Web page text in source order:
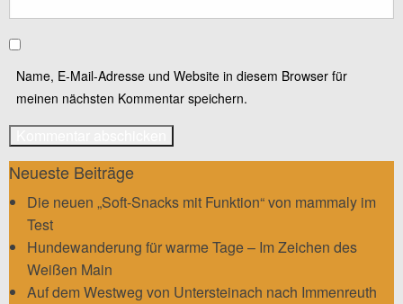
Name, E-Mail-Adresse und Website in diesem Browser für
meinen nächsten Kommentar speichern.
Neueste Beiträge
Die neuen „Soft-Snacks mit Funktion“ von mammaly im
Test
Hundewanderung für warme Tage – Im Zeichen des
Weißen Main
Auf dem Westweg von Untersteinach nach Immenreuth